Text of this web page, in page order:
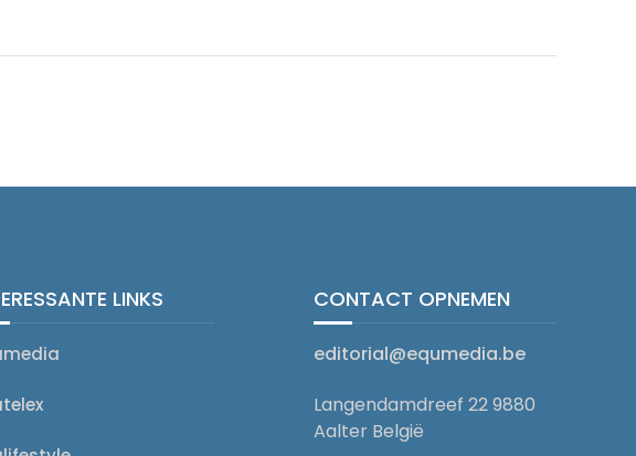
LINKS CONTACT OPNEMEN
editorial@equmedia.be
Langendamdreef 22 9880
Aalter België